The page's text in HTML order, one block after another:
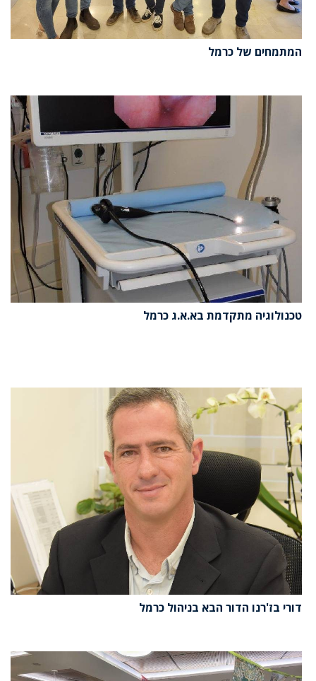
המתמחים של כרמל
טכנולוגיה מתקדמת בא.א.ג כרמל
דורי בז'רנו הדור הבא בניהול כרמל